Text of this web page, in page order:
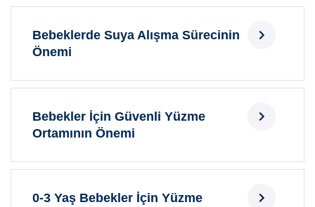
Bebeklerde Suya Alışma Sürecinin
Önemi
Bebekler İçin Güvenli Yüzme
Ortamının Önemi
0-3 Yaş Bebekler İçin Yüzme